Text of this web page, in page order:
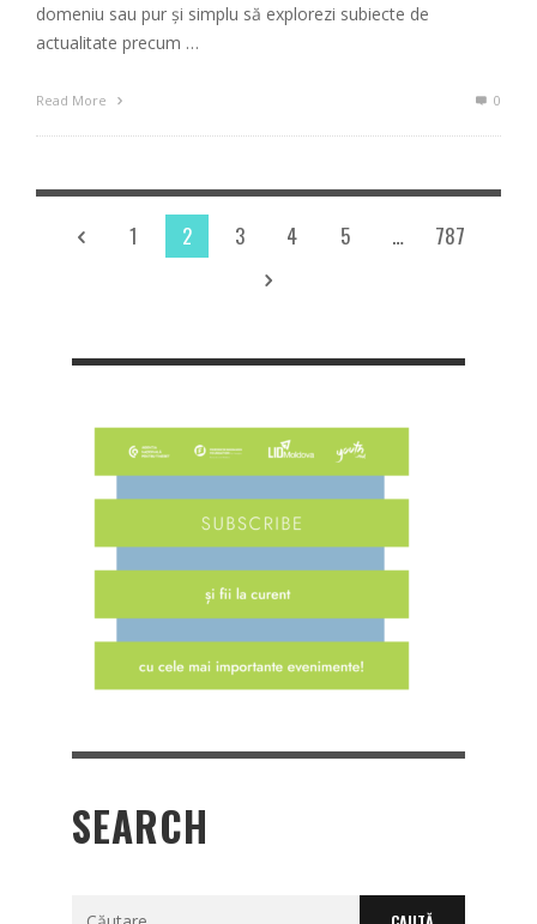
domeniu sau pur și simplu să explorezi subiecte de
actualitate precum …
Read More 0
1 2 3 4 5 … 787
SEARCH
Caută